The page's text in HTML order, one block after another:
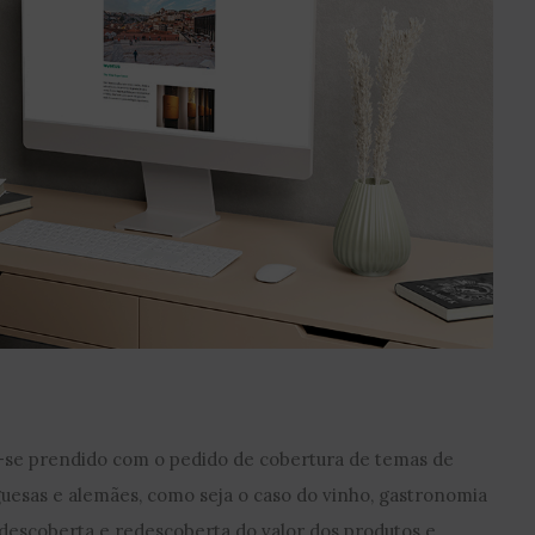
se prendido com o pedido de cobertura de temas de
e alemães, como seja o caso do vinho, gastronomia